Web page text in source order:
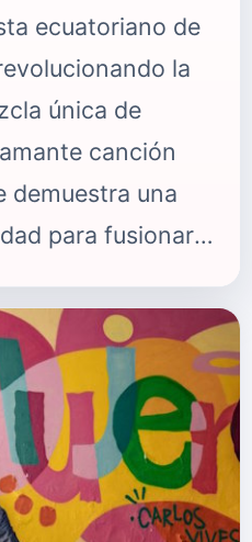
ecuatoriano de
la
única de
canción
demuestra una
para fusionar
la música
artístico
y
su huella
desde hace